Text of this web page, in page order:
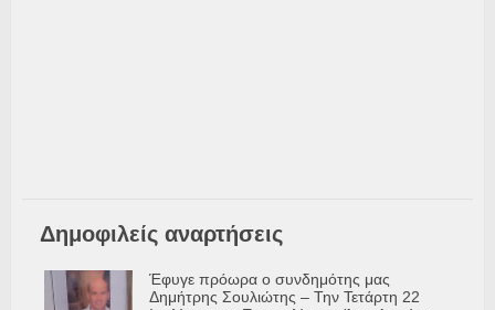
Δημοφιλείς αναρτήσεις
Έφυγε πρόωρα ο συνδημότης μας
Δημήτρης Σουλιώτης – Την Τετάρτη 22